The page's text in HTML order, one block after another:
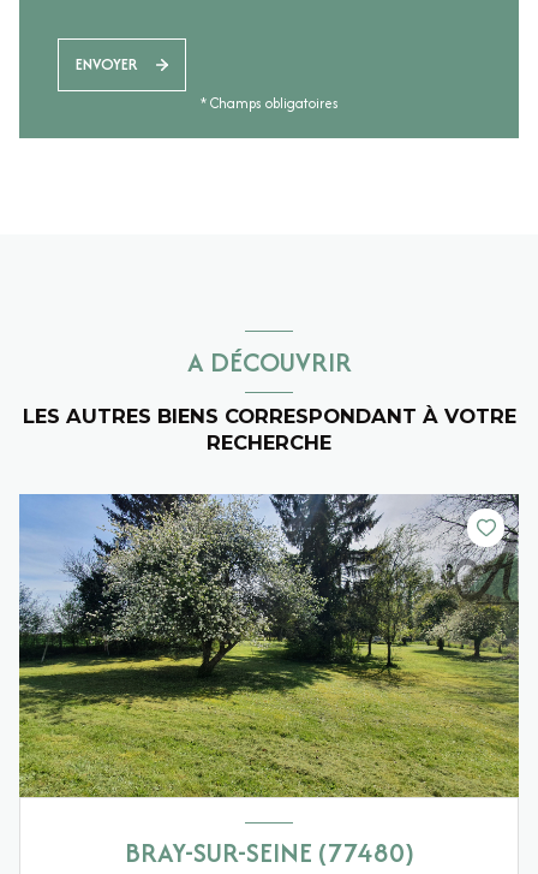
ENVOYER
* Champs obligatoires
A DÉCOUVRIR
LES AUTRES BIENS CORRESPONDANT À VOTRE
RECHERCHE
BRAY-SUR-SEINE (77480)